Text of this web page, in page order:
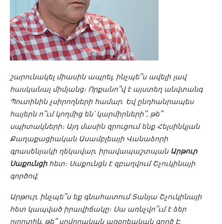
շարունակել միասին ապրել, ինչպե՞ս ավելի լավ
հասկանալ միմյանց։ Որքանո՞վ է այստեղ անվտանգ
Պուտինին չսիրողների համար. Եվ ընդհանրապես
հայերն ո՞ւմ կողմից են՝ կարմիրների՞, թե՞
սպիտակների։ Այդ մասին զրուցում ենք Հելսինկյան
Քաղաքացիական Ասամբլեայի Վանաձորի
գրասենյակի ղեկավար, իրավապաշտպան Արթուր
Սաքունցիհետ։ Սաքունցն է զբաղվում Շչուկինայի
գործով:
Արթուր, ինչպե՞ս եք գնահատում Տանյա Շչուկինայի
հետ կապված իրավիճակը։ Սա առնչվո՞ւմ է ձեր
ոլորտին, թե՞ սովորական առօրեական գործ է: